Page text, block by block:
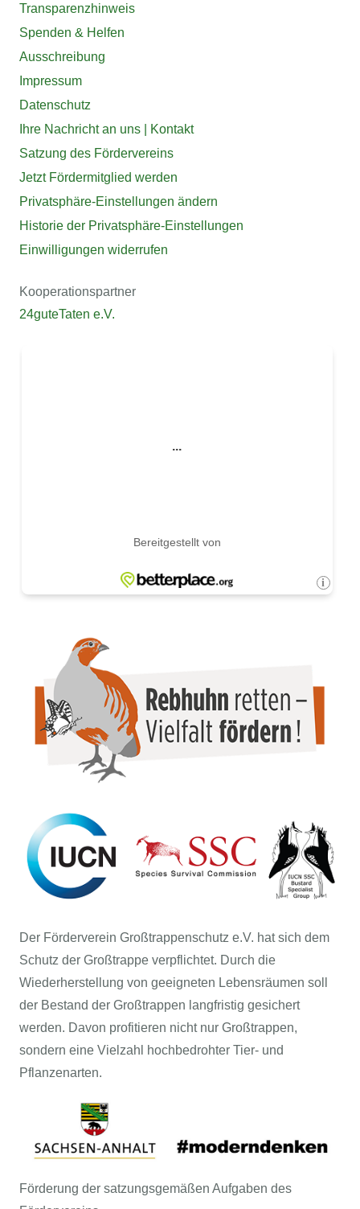
Transparenzhinweis
Spenden & Helfen
Ausschreibung
Impressum
Datenschutz
Ihre Nachricht an uns | Kontakt
Satzung des Fördervereins
Jetzt Fördermitglied werden
Privatsphäre-Einstellungen ändern
Historie der Privatsphäre-Einstellungen
Einwilligungen widerrufen
Kooperationspartner
24guteTaten e.V.
Der Förderverein Großtrappenschutz e.V. hat sich dem
Schutz der Großtrappe verpflichtet. Durch die
Wiederherstellung von geeigneten Lebensräumen soll
der Bestand der Großtrappen langfristig gesichert
werden. Davon profitieren nicht nur Großtrappen,
sondern eine Vielzahl hochbedrohter Tier- und
Pflanzenarten.
Förderung der satzungsgemäßen Aufgaben des